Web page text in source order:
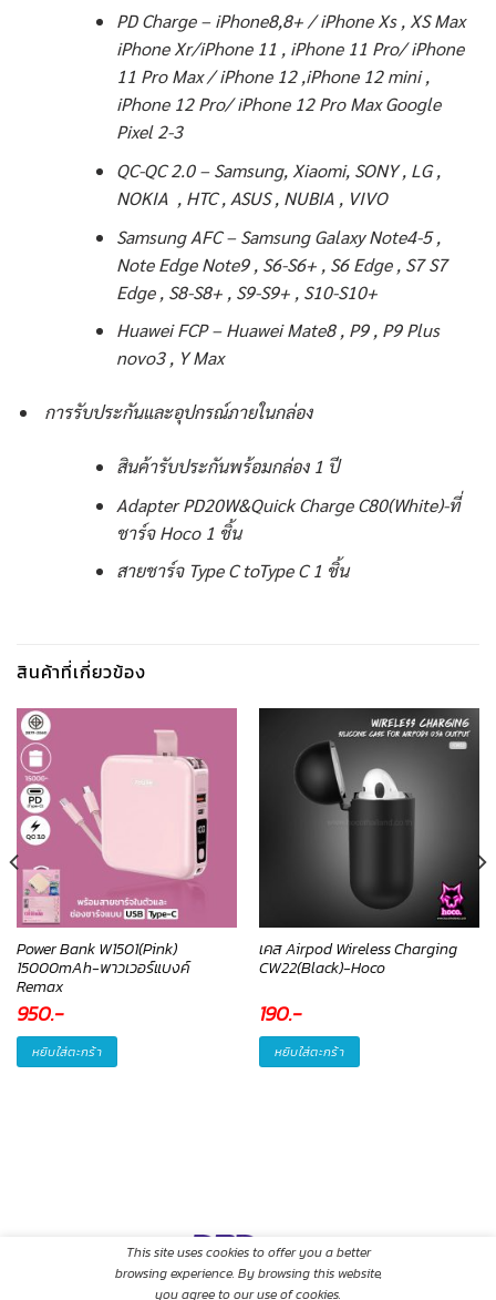
PD Charge – iPhone8,8+ / iPhone Xs , XS Max
iPhone Xr/iPhone 11 , iPhone 11 Pro/ iPhone
11 Pro Max / iPhone 12 ,iPhone 12 mini ,
iPhone 12 Pro/ iPhone 12 Pro Max Google
Pixel 2-3
QC-QC 2.0 – Samsung, Xiaomi, SONY , LG ,
NOKIA , HTC , ASUS , NUBIA , VIVO
Samsung AFC – Samsung Galaxy Note4-5 ,
Note Edge Note9 , S6-S6+ , S6 Edge , S7 S7
Edge , S8-S8+ , S9-S9+ , S10-S10+
Huawei FCP – Huawei Mate8 , P9 , P9 Plus
novo3 , Y Max
การรับประกันและอุปกรณ์ภายในกล่อง
สินค้ารับประกันพร้อมกล่อง 1 ปี
Adapter PD20W&Quick Charge C80(White)-ที่
ชาร์จ Hoco 1 ชิ้น
สายชาร์จ Type C toType C 1 ชิ้น
สินค้าที่เกี่ยวข้อง
Power Bank W1501(Pink)
15000mAh-พาวเวอร์แบงค์
Remax
950.-
หยิบใส่ตะกร้า
เคส Airpod Wireless Charging
CW22(Black)-Hoco
190.-
หยิบใส่ตะกร้า
This site uses cookies to offer you a better
browsing experience. By browsing this website,
you agree to our use of cookies.